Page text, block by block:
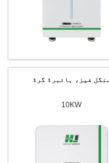
فیز، ہائبرڈ گرڈ
10KW